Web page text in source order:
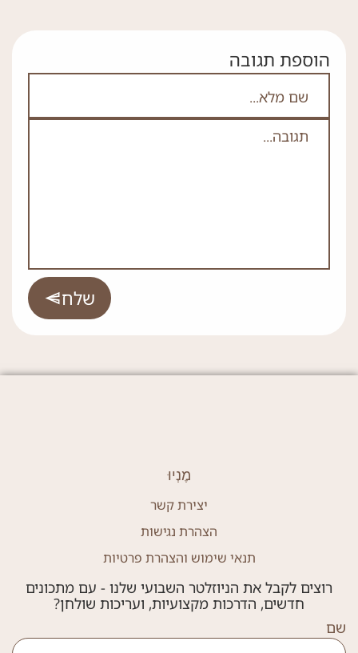
אם אתה לא רובוט אל תמלא את השדה הזה
הוספת תגובה
שלח
מֶנְיוּ
יצירת קשר
הצהרת נגישות
תנאי שימוש והצהרת פרטיות
רוצים לקבל את הניוזלטר השבועי שלנו - עם מתכונים
חדשים, הדרכות מקצועיות, ועריכות שולחן?
שם